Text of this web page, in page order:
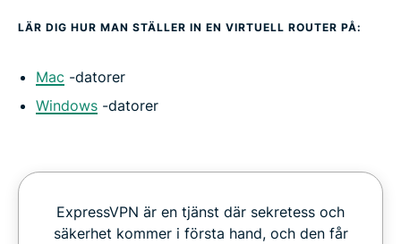
LÄR DIG HUR MAN STÄLLER IN EN VIRTUELL ROUTER PÅ:
Mac -datorer
Windows -datorer
ExpressVPN är en tjänst där sekretess och
säkerhet kommer i första hand, och den får